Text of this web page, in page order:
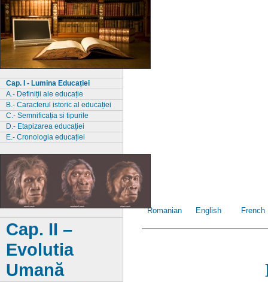
Romanian English French
Cap. I - Lumina Educației
A.- Definiții ale educație
B.- Caracterul istoric al educației
C.- Semnificația si tipurile
D.- Etapizarea educației
E.- Cronologia educației
Cap. II –
Evolutia
Umană